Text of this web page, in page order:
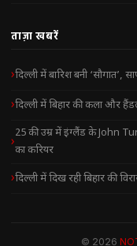
ताज़ा खबरें
दिल्ली में बारिश बनी
दिल्ली में बिहार की कला और
25 की उम्र में इंग्लैंड के John
का करियर
दिल्ली में दिख रही बिहार की
© 2026